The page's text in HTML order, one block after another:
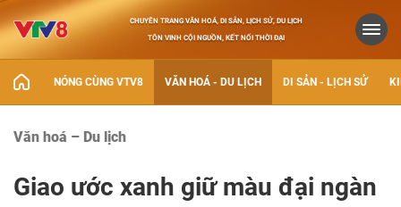
CHUYÊN TRANG VĂN HOÁ, DI SẢN, LỊCH SỬ, DU LỊCH
TÔN VINH CỘI NGUỒN, KẾT NỐI THỜI ĐẠI
NÓNG CÙNG VTV8 VĂN HOÁ - DU LỊCH DI SẢN - LỊCH SỬ
Văn hoá – Du lịch
Giao ước xanh giữ màu đại ngàn